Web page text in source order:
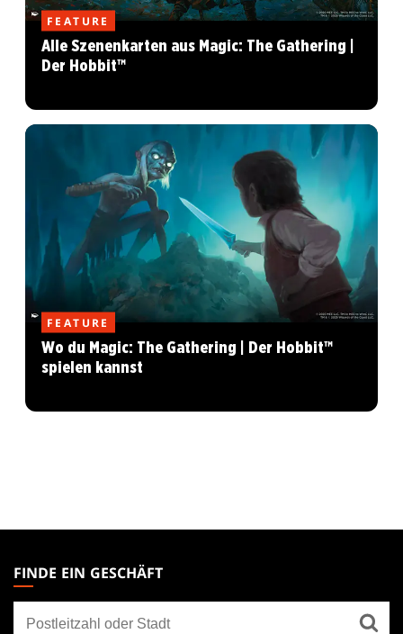
FEATURE
Alle Szenenkarten aus Magic: The Gathering |
Der Hobbit™
FEATURE
Wo du Magic: The Gathering | Der Hobbit™
spielen kannst
THE
GATHERING
FOOTER
FINDE EIN GESCHÄFT
ein